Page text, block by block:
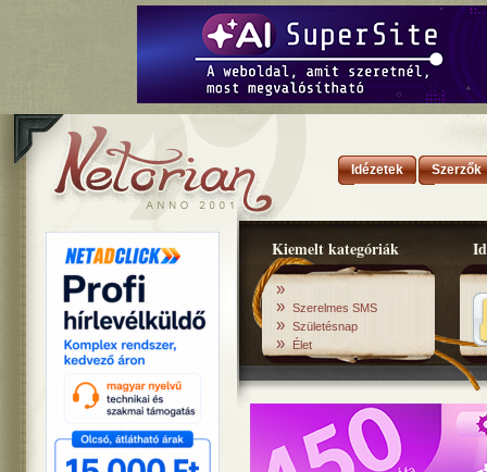
Idézetek Szerzők
Kiemelt kategóriák
»
» Szerelmes SMS
» Születésnap
» Élet